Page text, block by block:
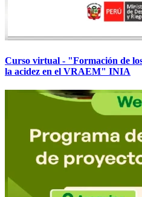
Curso virtual - "Formación de
la acidez en el VRAEM" INIA